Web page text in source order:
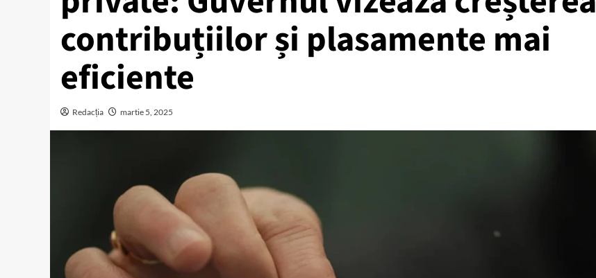
contribuțiilor și plasamente mai
eficiente
Redacția martie 5, 2025